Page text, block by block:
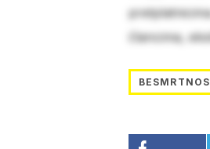
člancima,